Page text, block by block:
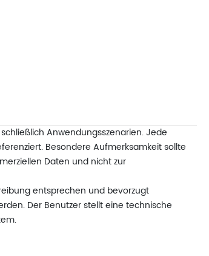
Anwendungsszenarien. Jede
Besondere Aufmerksamkeit sollte
Daten und nicht zur
entsprechen und bevorzugt
Der Benutzer stellt eine technische